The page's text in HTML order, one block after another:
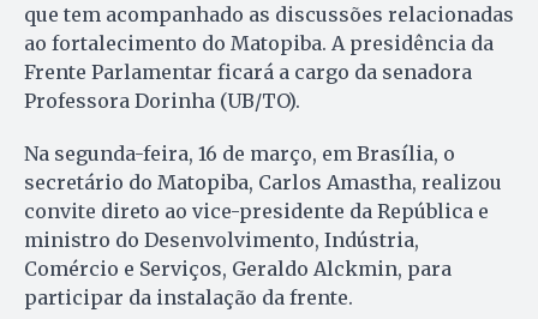
que tem acompanhado as discussões relacionadas
ao fortalecimento do Matopiba. A presidência da
Frente Parlamentar ficará a cargo da senadora
Professora Dorinha (UB/TO).
Na segunda-feira, 16 de março, em Brasília, o
secretário do Matopiba, Carlos Amastha, realizou
convite direto ao vice-presidente da República e
ministro do Desenvolvimento, Indústria,
Comércio e Serviços, Geraldo Alckmin, para
participar da instalação da frente.